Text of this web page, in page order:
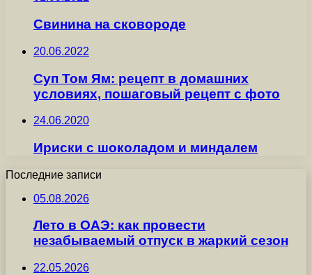
Свинина на сковороде
20.06.2022
Суп Том Ям: рецепт в домашних
условиях, пошаговый рецепт с фото
24.06.2020
Ириски с шоколадом и миндалем
Последние записи
05.08.2026
Лето в ОАЭ: как провести
незабываемый отпуск в жаркий сезон
22.05.2026